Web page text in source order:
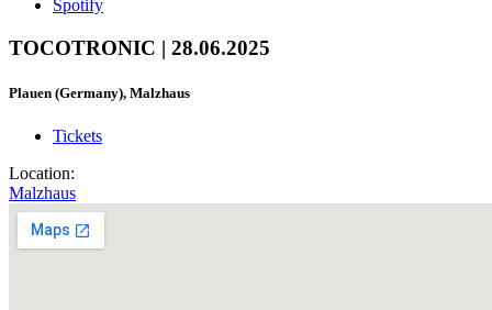
Spotify
TOCOTRONIC | 28.06.2025
Plauen (Germany), Malzhaus
Tickets
Location:
Malzhaus